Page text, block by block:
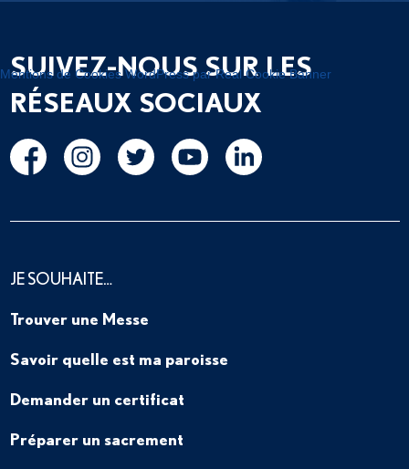
SUIVEZ-NOUS SUR LES
RÉSEAUX SOCIAUX
JE SOUHAITE…
Trouver une Messe
Savoir quelle est ma paroisse
Demander un certificat
Préparer un sacrement
Mentions de Cookies WordPress par Real Cookie Banner